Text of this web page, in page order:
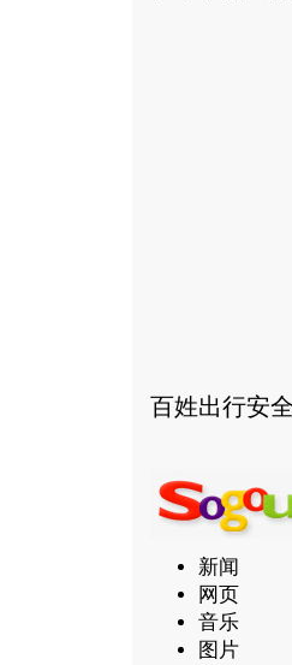
百姓出行安
新闻
网页
音乐
图片